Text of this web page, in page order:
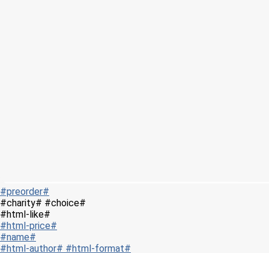
#preorder#
#charity# #choice#
#html-like#
#html-price#
#name#
#html-author# #html-format#